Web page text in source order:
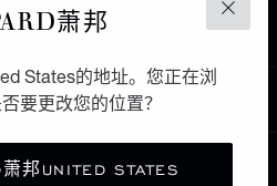
关闭
萧邦
States的地址。您正在浏
要更改您的位置？
邦UNITED STATES
/地区）